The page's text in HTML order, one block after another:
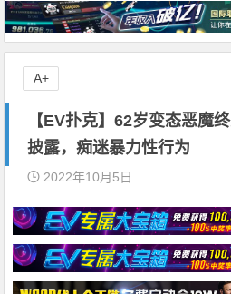
【EV扑克】62岁变态恶魔
披露，痴迷暴力性行为
2022年10月5日
A+